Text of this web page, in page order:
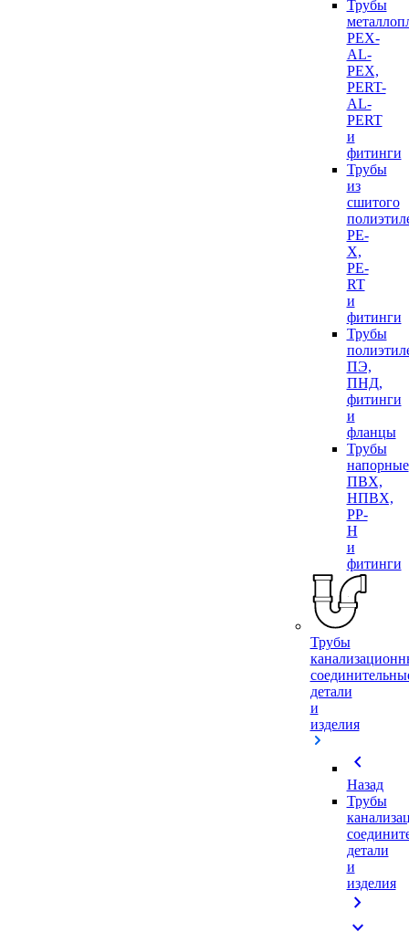
Трубы
PEX-
AL-
PEX,
PERT-
AL-
PERT
и
фитинги
Трубы
из
сшитого
PE-
X,
PE-
RT
и
фитинги
Трубы
ПЭ,
ПНД,
фитинги
и
фланцы
Трубы
напорные
ПВХ,
НПВХ,
PP-
H
и
фитинги
Трубы
детали
и
изделия
chevron_left
Назад
Трубы
детали
и
изделия
chevron_right
expand_more